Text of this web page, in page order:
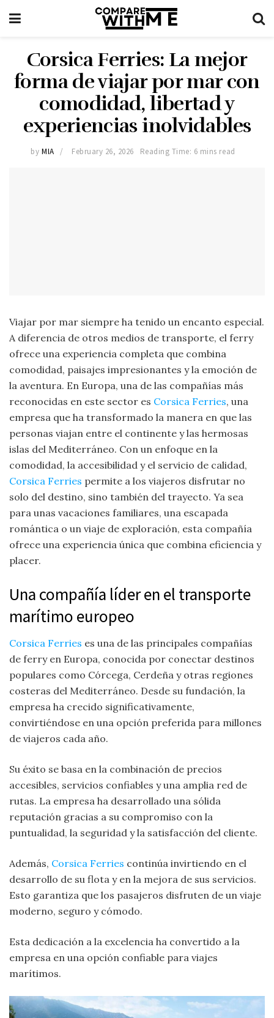
Corsica Ferries: La mejor
forma de viajar por mar con
comodidad, libertad y
experiencias inolvidables
by MIA February 26, 2026 Reading Time: 6 mins read
Viajar por mar siempre ha tenido un encanto especial.
A diferencia de otros medios de transporte, el ferry
ofrece una experiencia completa que combina
comodidad, paisajes impresionantes y la emoción de
la aventura. En Europa, una de las compañías más
reconocidas en este sector es Corsica Ferries, una
empresa que ha transformado la manera en que las
personas viajan entre el continente y las hermosas
islas del Mediterráneo. Con un enfoque en la
comodidad, la accesibilidad y el servicio de calidad,
Corsica Ferries permite a los viajeros disfrutar no
solo del destino, sino también del trayecto. Ya sea
para unas vacaciones familiares, una escapada
romántica o un viaje de exploración, esta compañía
ofrece una experiencia única que combina eficiencia y
placer.
Una compañía líder en el transporte
marítimo europeo
Corsica Ferries es una de las principales compañías
de ferry en Europa, conocida por conectar destinos
populares como Córcega, Cerdeña y otras regiones
costeras del Mediterráneo. Desde su fundación, la
empresa ha crecido significativamente,
convirtiéndose en una opción preferida para millones
de viajeros cada año.
Su éxito se basa en la combinación de precios
accesibles, servicios confiables y una amplia red de
rutas. La empresa ha desarrollado una sólida
reputación gracias a su compromiso con la
puntualidad, la seguridad y la satisfacción del cliente.
Además, Corsica Ferries continúa invirtiendo en el
desarrollo de su flota y en la mejora de sus servicios.
Esto garantiza que los pasajeros disfruten de un viaje
moderno, seguro y cómodo.
Esta dedicación a la excelencia ha convertido a la
empresa en una opción confiable para viajes
marítimos.